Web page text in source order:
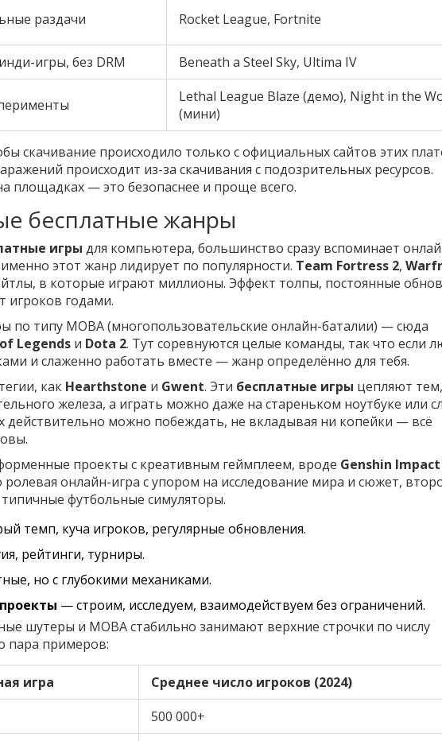
раздачи Rocket League, Fortnite
игры, без DRM Beneath a Steel Sky, Ultima IV
Lethal League Blaze (демо), Night in the
(мини)
скачивание происходило только с официальных сайтов этих
происходит из-за скачивания с подозрительных ресурсов.
площадках — это безопаснее и проще всего.
бесплатные жанры
игры для компьютера, большинство сразу вспоминает
этот жанр лидирует по популярности. Team Fortress 2,
в которые играют миллионы. Эффект толпы, постоянные
годами.
по типу MOBA (многопользовательские онлайн-баталии) — сюда
Legends и Dota 2. Тут соревнуются целые команды, так что если
и слаженно работать вместе — жанр определённо для тебя.
как Hearthstone и Gwent. Эти бесплатные игры цепляют
железа, а играть можно даже на стареньком ноутбуке или
действительно можно побеждать, не вкладывая ни копейки — всё
проекты с креативным геймплеем, вроде Genshin Impact
онлайн-игра с упором на исследование мира и сюжет,
футбольные симуляторы.
темп, куча игроков, регулярные обновления.
рейтинги, турниры.
но с глубокими механиками.
— строим, исследуем, взаимодействуем без ограничений.
шутеры и MOBA стабильно занимают верхние строчки по числу
пара примеров:
игра
Среднее число игроков (2024)
500 000+